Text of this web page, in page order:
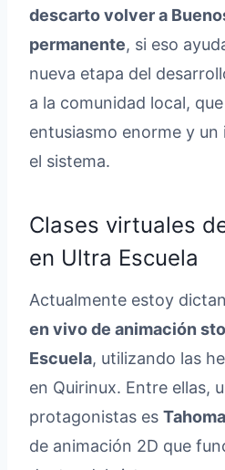
descarto volver a
permanente, si eso
nueva etapa del
a la comunidad local,
entusiasmo enorme y
el sistema.
Clases virtuales
en Ultra Escuela
Actualmente estoy
en vivo de animación
Escuela, utilizando las
en Quirinux. Entre ellas,
protagonistas es
de animación 2D que